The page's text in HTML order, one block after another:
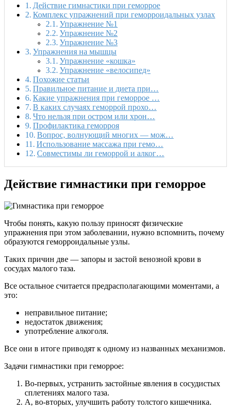
Действие гимнастики при геморрое
Комплекс упражнений при геморроидальных узлах
Упражнение №1
Упражнение №2
Упражнение №3
Упражнения на мышцы
Упражнение «кошка»
Упражнение «велосипед»
Похожие статьи
Правильное питание и диета при…
Какие упражнения при геморрое …
В каких случаях геморрой прохо…
Что нельзя при остром или хрон…
Профилактика геморроя
Вопрос, волнующий многих — мож…
Использование массажа при гемо…
Совместимы ли геморрой и алког…
Действие гимнастики при геморрое
Чтобы понять, какую пользу приносят физические
упражнения при этом заболевании, нужно вспомнить, почему
образуются геморроидальные узлы.
Таких причин две — запоры и застой венозной крови в
сосудах малого таза.
Все остальное считается предрасполагающими моментами, а
это:
неправильное питание;
недостаток движения;
употребление алкоголя.
Все они в итоге приводят к одному из названных механизмов.
Задачи гимнастики при геморрое:
Во-первых, устранить застойные явления в сосудистых
сплетениях малого таза.
А, во-вторых, улучшить работу толстого кишечника.